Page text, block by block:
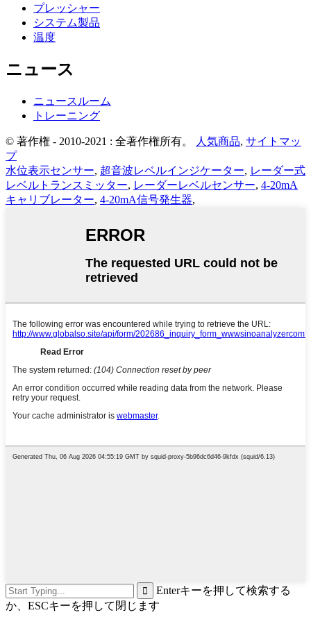
プレッシャー
システム製品
温度
ニュース
ニュースルーム
トレーニング
© 著作権 - 2010-2021 : 全著作権所有。 人気商品, サイトマッ
プ
水位表示センサー, 超音波レベルインジケーター, レーダー式
レベルトランスミッター, レーダーレベルセンサー, 4-20mA
キャリブレーター, 4-20mA信号発生器,
Enterキーを押して検索する
か、ESCキーを押して閉じます